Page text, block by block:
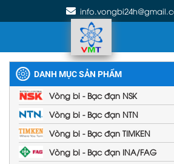
DANH MỤC SẢN PHẨM
Vòng bi - Bạc đạn NSK
Vòng bi - Bạc đạn NTN
Vòng bi - Bạc đạn TIMKEN
Vòng bi - Bạc đạn INA/FAG